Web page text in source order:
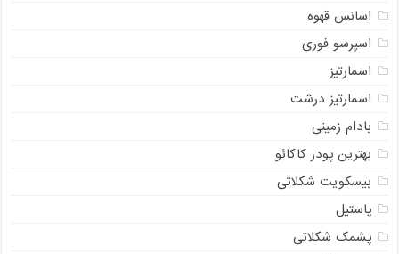
اسانس قهوه
اسپرسو فوری
اسمارتیز
اسمارتیز درشت
بادام زمینی
بهترین پودر کاکائو
بیسکویت شکلاتی
پاستیل
پشمک شکلاتی